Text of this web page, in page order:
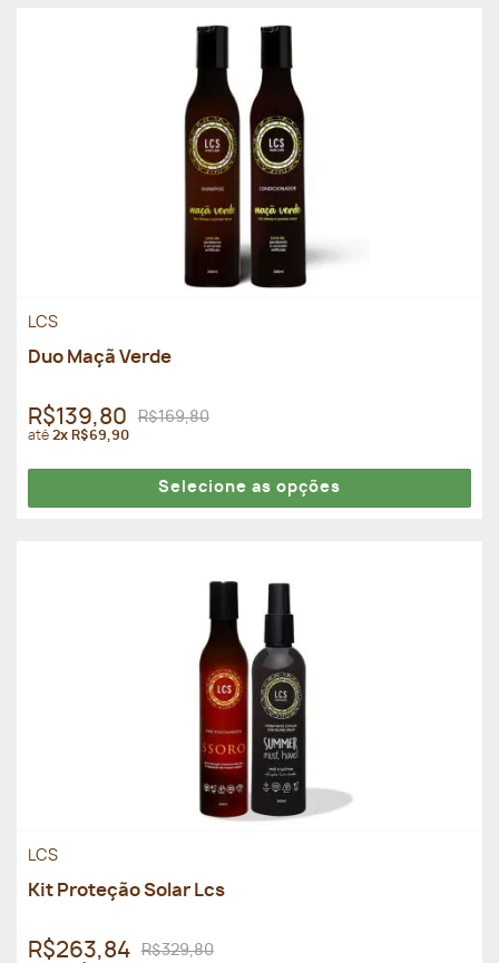
LCS
Duo Maçã Verde
R$139,80 R$169,80
até2x R$69,90
Selecione as opções
LCS
Kit Proteção Solar Lcs
R$263,84 R$329,80